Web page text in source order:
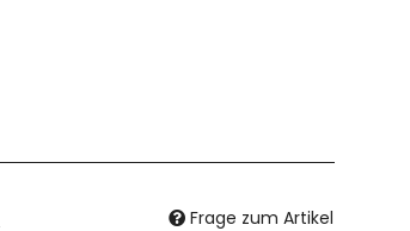
Frage zum Artikel